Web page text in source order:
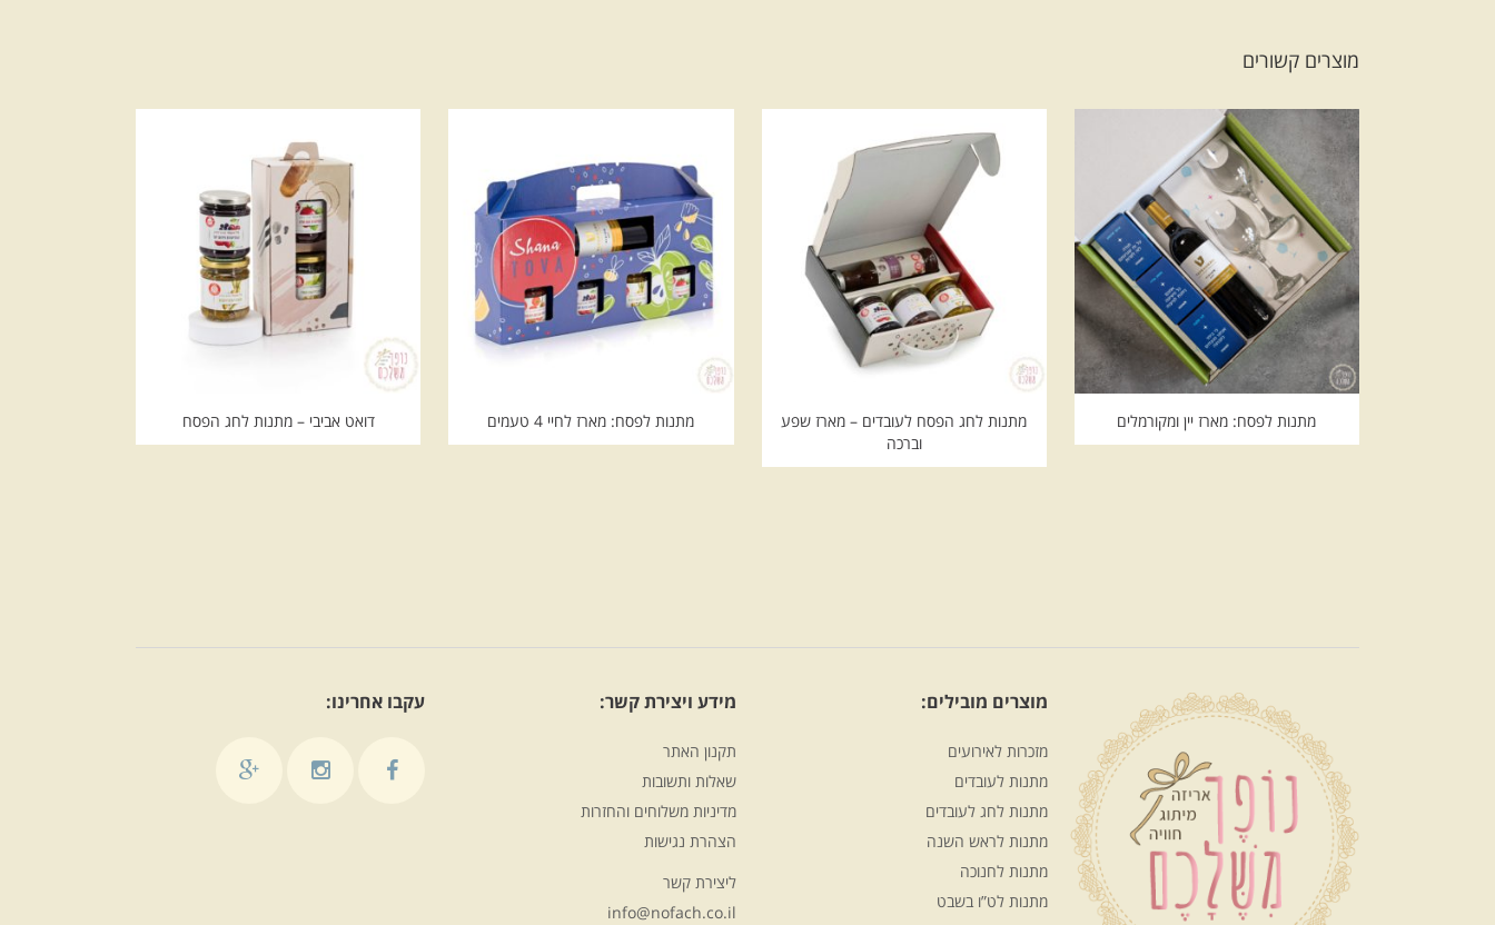
מוצרים קשורים
מתנות לפסח: מארז יין ומקורמלים
מתנות לחג הפסח לעובדים – מארז שפע
וברכה
מתנות לפסח: מארז לחיי 4 טעמים דואט אביבי – מתנות לחג הפסח
מוצרים מובילים:
מזכרות לאירועים
מתנות לעובדים
מתנות לחג לעובדים
מתנות לראש השנה
מתנות לחנוכה
מתנות לט”ו בשבט
מידע ויצירת קשר:
תקנון האתר
שאלות ותשובות
מדיניות משלוחים והחזרות
הצהרת נגישות
ליצירת קשר
info@nofach.co.il
עקבו אחרינו: